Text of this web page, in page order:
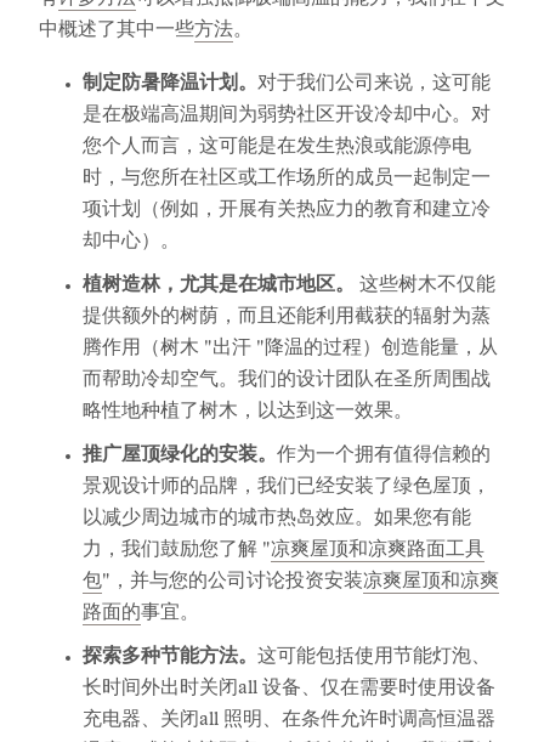
中概述了其中一些方法。
制定防暑降温计划。 对于我们公司来说，这可能
是在极端高温期间为弱势社区开设冷却中心。对
您个人而言，这可能是在发生热浪或能源停电
时，与您所在社区或工作场所的成员一起制定一
项计划（例如，开展有关热应力的教育和建立冷
却中心）。
植树造林，尤其是在城市地区。 这些树木不仅能
提供额外的树荫，而且还能利用截获的辐射为蒸
腾作用（树木 "出汗 "降温的过程）创造能量，从
而帮助冷却空气。我们的设计团队在圣所周围战
略性地种植了树木，以达到这一效果。
推广屋顶绿化的安装。 作为一个拥有值得信赖的
景观设计师的品牌，我们已经安装了绿色屋顶，
以减少周边城市的城市热岛效应。如果您有能
力，我们鼓励您了解 "凉爽屋顶和凉爽路面工具
包"，并与您的公司讨论投资安装凉爽屋顶和凉爽
路面的事宜。
探索多种节能方法。 这可能包括使用节能灯泡、
长时间外出时关闭all 设备、仅在需要时使用设备
充电器、关闭all 照明、在条件允许时调高恒温器